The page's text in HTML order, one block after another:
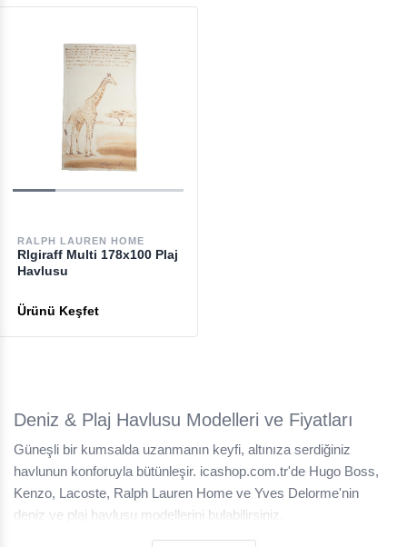
RALPH LAUREN HOME
Rlgiraff Multi 178x100 Plaj
Havlusu
Deniz & Plaj Havlusu Modelleri ve Fiyatları
Güneşli bir kumsalda uzanmanın keyfi, altınıza serdiğiniz
havlunun konforuyla bütünleşir. icashop.com.tr'de Hugo Boss,
Kenzo, Lacoste, Ralph Lauren Home ve Yves Delorme'nin
deniz ve plaj havlusu modellerini bulabilirsiniz.